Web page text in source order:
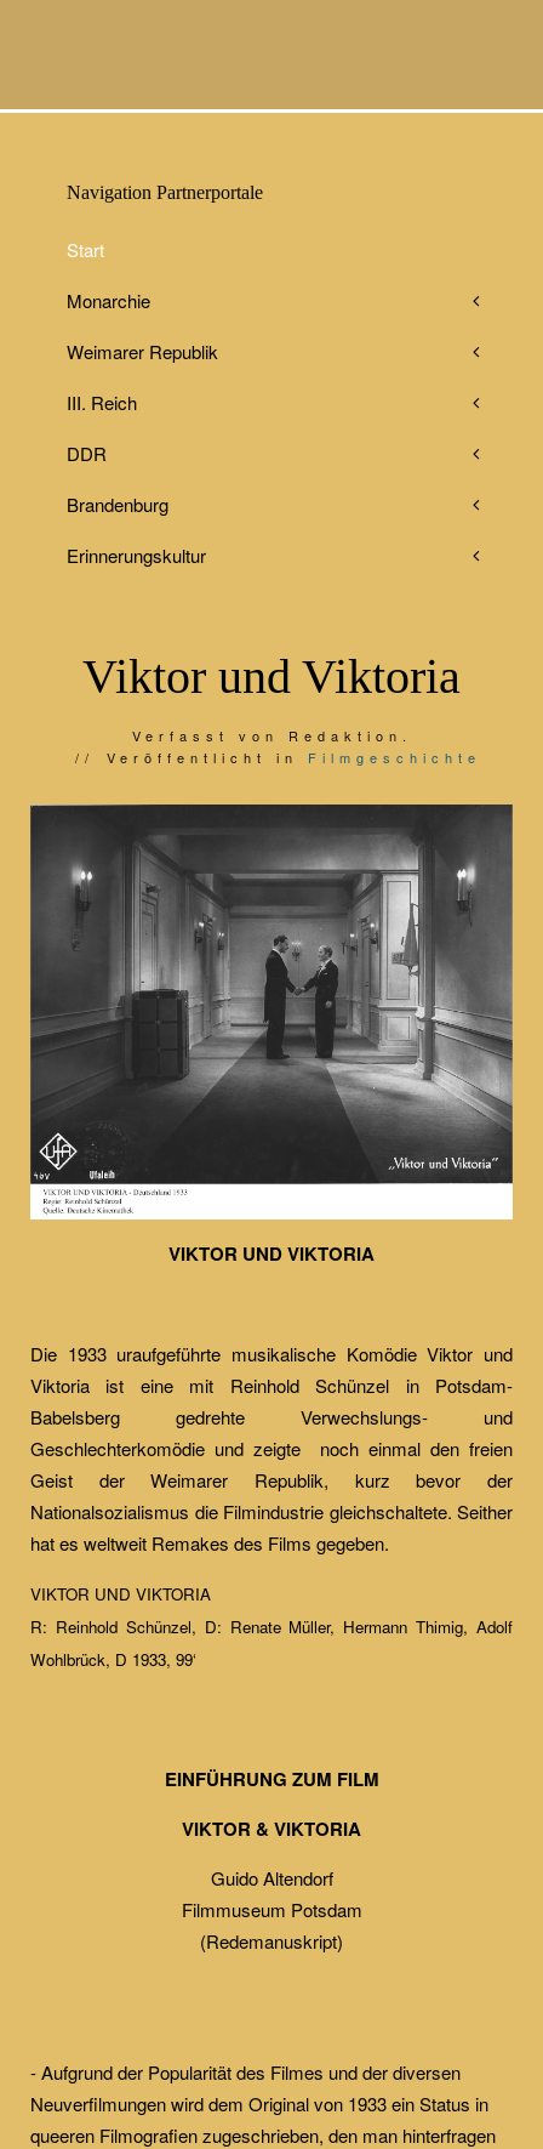
Navigation Partnerportale
Start
Monarchie
Weimarer Republik
III. Reich
DDR
Brandenburg
Erinnerungskultur
Viktor und Viktoria
Verfasst von Redaktion.
Veröffentlicht in Filmgeschichte
VIKTOR UND VIKTORIA
Die 1933 uraufgeführte musikalische Komödie Viktor und
Viktoria ist eine mit Reinhold Schünzel in Potsdam-
Babelsberg gedrehte Verwechslungs- und
Geschlechterkomödie und zeigte noch einmal den freien
Geist der Weimarer Republik, kurz bevor der
Nationalsozialismus die Filmindustrie gleichschaltete. Seither
hat es weltweit Remakes des Films gegeben.
VIKTOR UND VIKTORIA
R: Reinhold Schünzel, D: Renate Müller, Hermann Thimig, Adolf
Wohlbrück, D 1933, 99‘
EINFÜHRUNG ZUM FILM
VIKTOR & VIKTORIA
Guido Altendorf
Filmmuseum Potsdam
(Redemanuskript)
- Aufgrund der Popularität des Filmes und der diversen
Neuverfilmungen wird dem Original von 1933 ein Status in
queeren Filmografien zugeschrieben, den man hinterfragen